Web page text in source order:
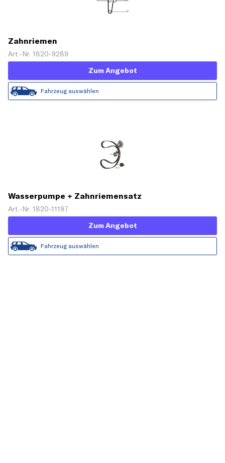
Zahnriemen
Art.-Nr. 1820-9289
Zum Angebot
Fahrzeug auswählen
Wasserpumpe + Zahnriemensatz
Art.-Nr. 1820-11197
Zum Angebot
Fahrzeug auswählen